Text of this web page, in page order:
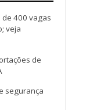
400 vagas
veja
de
segurança